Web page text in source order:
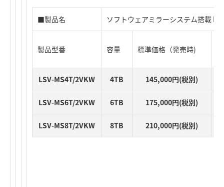
■製品名 ソフトウェアミラーシステム搭載
製品型番 容量 標準価格（発売時)
LSV-MS4T/2VKW 4TB 145,000円(税別)
LSV-MS6T/2VKW 6TB 175,000円(税別)
LSV-MS8T/2VKW 8TB 210,000円(税別)